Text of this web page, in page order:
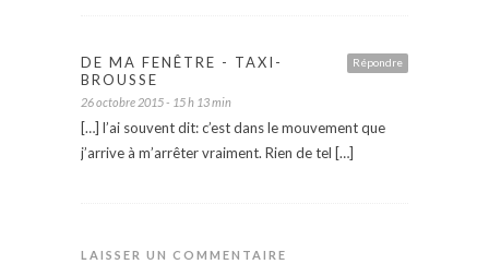
Répondre
DE MA FENÊTRE - TAXI-
BROUSSE
26 octobre 2015 - 15 h 13 min
[…] l’ai souvent dit: c’est dans le mouvement que
j’arrive à m’arrêter vraiment. Rien de tel […]
LAISSER UN COMMENTAIRE